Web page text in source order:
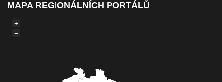
MAPA REGIONÁLNÍCH PORTÁLŮ
+
−